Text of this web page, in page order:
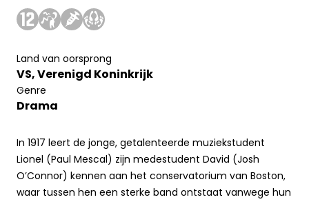
Land van oorsprong
VS, Verenigd Koninkrijk
Genre
Drama
In 1917 leert de jonge, getalenteerde muziekstudent
Lionel (Paul Mescal) zijn medestudent David (Josh
O’Connor) kennen aan het conservatorium van Boston,
waar tussen hen een sterke band ontstaat vanwege hun